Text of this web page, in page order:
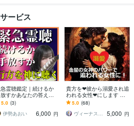
ービス
霊聴鑑定｜続けるか
すかあなたの答えを
す 【霊聴】曖昧なま
わらせない。魂レベ
答えを霊聴鑑定で
5.0 (3)
伊勢あおい
6,000 円
貴方を❤彼から溺愛され追
われる女性❤にします 貴
方の思い通りに望むまま
になる *・✨金星の女神の
秘術✨・*
5.0 (68)
ヴィーナス☆パワー
5,000 円